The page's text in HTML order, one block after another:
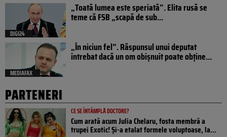
DIGI24
„Toată lumea este speriată”. Elita rusă se
teme că FSB „scapă de sub...
MEDIAFAX
„În niciun fel”. Răspunsul unui deputat
întrebat dacă un om obișnuit poate obține...
PARTENERI
CE SE ÎNTÂMPLĂ DOCTORE?
Cum arată acum Julia Chelaru, fosta membră a
trupei Exotic! Și-a etalat formele voluptoase, la...